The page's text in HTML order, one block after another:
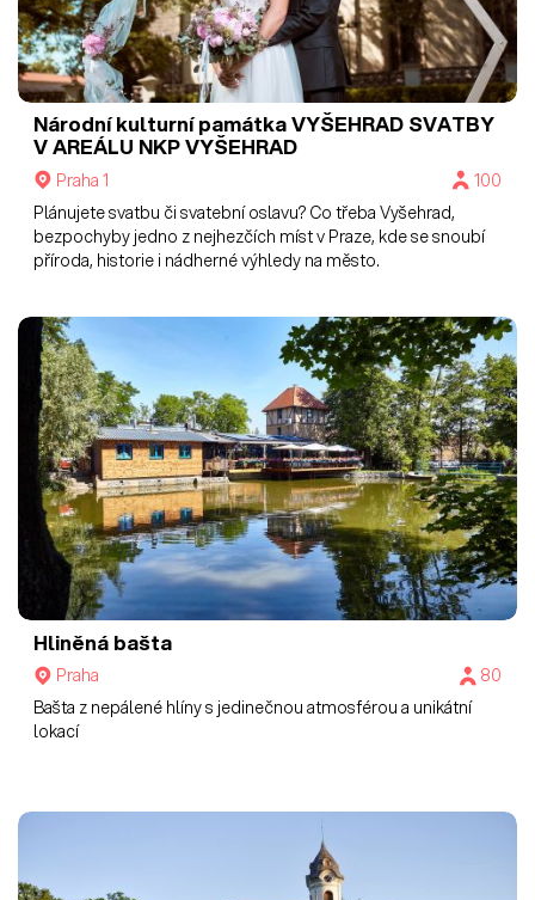
Národní kulturní památka VYŠEHRAD SVATBY
V AREÁLU NKP VYŠEHRAD
Praha 1
100
Plánujete svatbu či svatební oslavu? Co třeba Vyšehrad,
bezpochyby jedno z nejhezčích míst v Praze, kde se snoubí
příroda, historie i nádherné výhledy na město.
Hliněná bašta
Praha
80
Bašta z nepálené hlíny s jedinečnou atmosférou a unikátní
lokací